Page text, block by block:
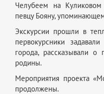
Челубеем на
певцу Бояну,
Экскурсии прошли в
первокурсники
города, рассказывали
родины.
Мероприятия проекта
продолжены.